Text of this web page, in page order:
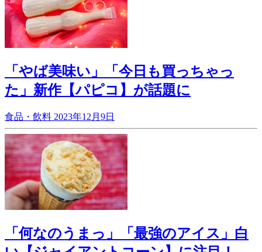
「やば美味い」「今日も買っちゃっ
た」新作【パピコ】が話題に
食品・飲料 2023年12月9日
「何なのうまっ」「最強のアイス」白